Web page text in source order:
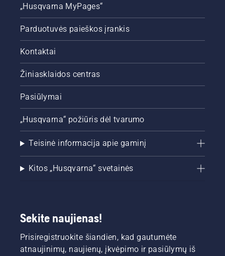
„Husqvarna MyPages“
Parduotuvės paieškos įrankis
Kontaktai
Žiniasklaidos centras
Pasiūlymai
„Husqvarna“ požiūris dėl tvarumo
Teisinė informacija apie gaminį
Kitos „Husqvarna“ svetainės
Sekite naujienas!
Prisiregistruokite šiandien, kad gautumėte
atnaujinimų, naujienų, įkvėpimo ir pasiūlymų iš